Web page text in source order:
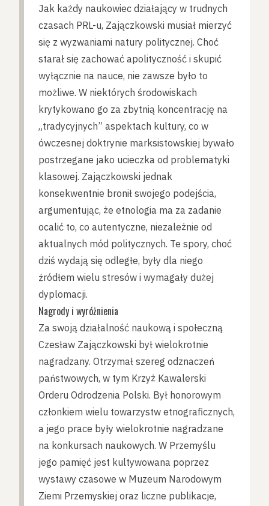
Jak każdy naukowiec działający w trudnych
czasach PRL-u, Zajączkowski musiał mierzyć
się z wyzwaniami natury politycznej. Choć
starał się zachować apolityczność i skupić
wyłącznie na nauce, nie zawsze było to
możliwe. W niektórych środowiskach
krytykowano go za zbytnią koncentrację na
„tradycyjnych” aspektach kultury, co w
ówczesnej doktrynie marksistowskiej bywało
postrzegane jako ucieczka od problematyki
klasowej. Zajączkowski jednak
konsekwentnie bronił swojego podejścia,
argumentując, że etnologia ma za zadanie
ocalić to, co autentyczne, niezależnie od
aktualnych mód politycznych. Te spory, choć
dziś wydają się odległe, były dla niego
źródłem wielu stresów i wymagały dużej
dyplomacji.
Nagrody i wyróżnienia
Za swoją działalność naukową i społeczną
Czesław Zajączkowski był wielokrotnie
nagradzany. Otrzymał szereg odznaczeń
państwowych, w tym Krzyż Kawalerski
Orderu Odrodzenia Polski. Był honorowym
członkiem wielu towarzystw etnograficznych,
a jego prace były wielokrotnie nagradzane
na konkursach naukowych. W Przemyślu
jego pamięć jest kultywowana poprzez
wystawy czasowe w Muzeum Narodowym
Ziemi Przemyskiej oraz liczne publikacje,